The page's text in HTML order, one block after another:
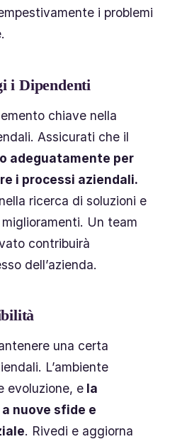
i problemi
i Dipendenti
chiave nella
Assicurati che il
adeguatamente per
i processi aziendali.
ricerca di soluzioni e
Un team
contribuirà
dell’azienda.
una certa
L’ambiente
evoluzione, e la
nuove sfide e
. Rivedi e aggiorna